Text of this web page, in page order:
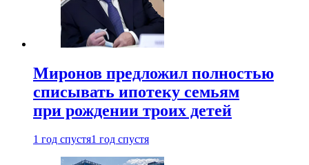
Миронов предложил полностью
списывать ипотеку семьям
при рождении троих детей
1 год спустя1 год спустя